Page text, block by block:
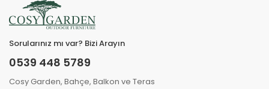
Sorularınız mı var? Bizi Arayın
0539 448 5789
Cosy Garden, Bahçe, Balkon ve Teras